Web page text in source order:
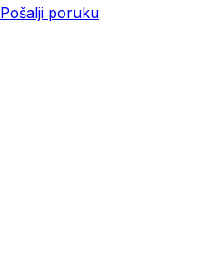
Pošalji poruku